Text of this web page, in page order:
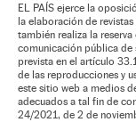
EL PAÍS ejerce la
la elaboración de
también realiza la
comunicación pública de
prevista en el artículo
de las reproducciones y
este sitio web a medios
adecuados a tal fin de
24/2021, de 2 de